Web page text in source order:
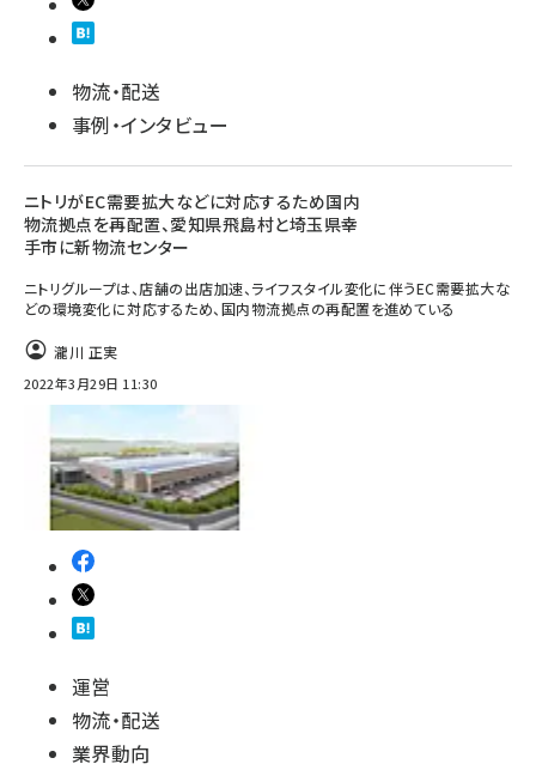
物流・配送
事例・インタビュー
ニトリがEC需要拡大などに対応するため国内
物流拠点を再配置、愛知県飛島村と埼玉県幸
手市に新物流センター
ニトリグループは、店舗の出店加速、ライフスタイル変化に伴うEC需要拡大な
どの環境変化に対応するため、国内物流拠点の再配置を進めている
瀧川 正実
2022年3月29日 11:30
運営
物流・配送
業界動向